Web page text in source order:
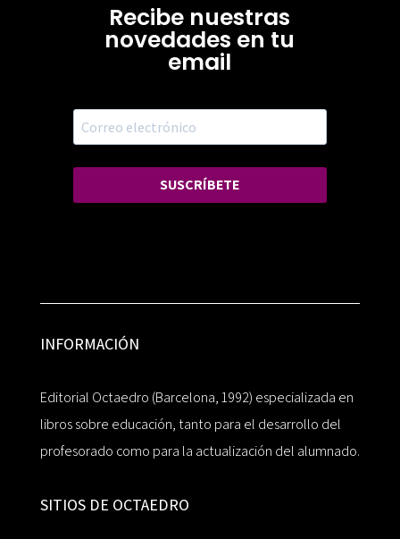
Recibe nuestras
novedades en tu
email
SUSCRÍBETE
INFORMACIÓN
Editorial Octaedro (Barcelona, 1992) especializada en
libros sobre educación, tanto para el desarrollo del
profesorado como para la actualización del alumnado.
SITIOS DE OCTAEDRO